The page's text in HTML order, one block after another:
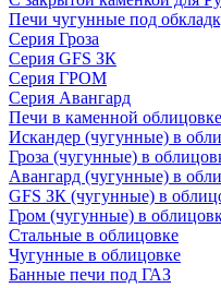
Печи чугунные под
Серия Гроза
Серия GFS ЗК
Серия ГРОМ
Серия Авангард
Печи в каменной облицовке
Искандер (чугунные) в
Гроза (чугунные) в
Авангард (чугунные) в
GFS ЗК (чугунные) в
Гром (чугунные) в
Стальные в облицовке
Чугунные в облицовке
Банные печи под ГАЗ